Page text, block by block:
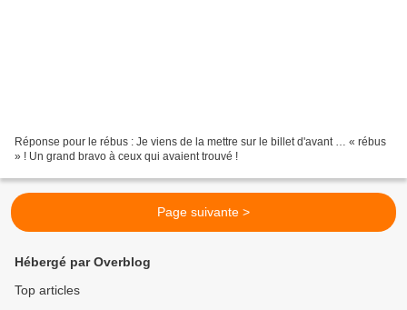
Réponse pour le rébus : Je viens de la mettre sur le billet d'avant … « rébus
» ! Un grand bravo à ceux qui avaient trouvé !
Page suivante >
Hébergé par Overblog
Top articles